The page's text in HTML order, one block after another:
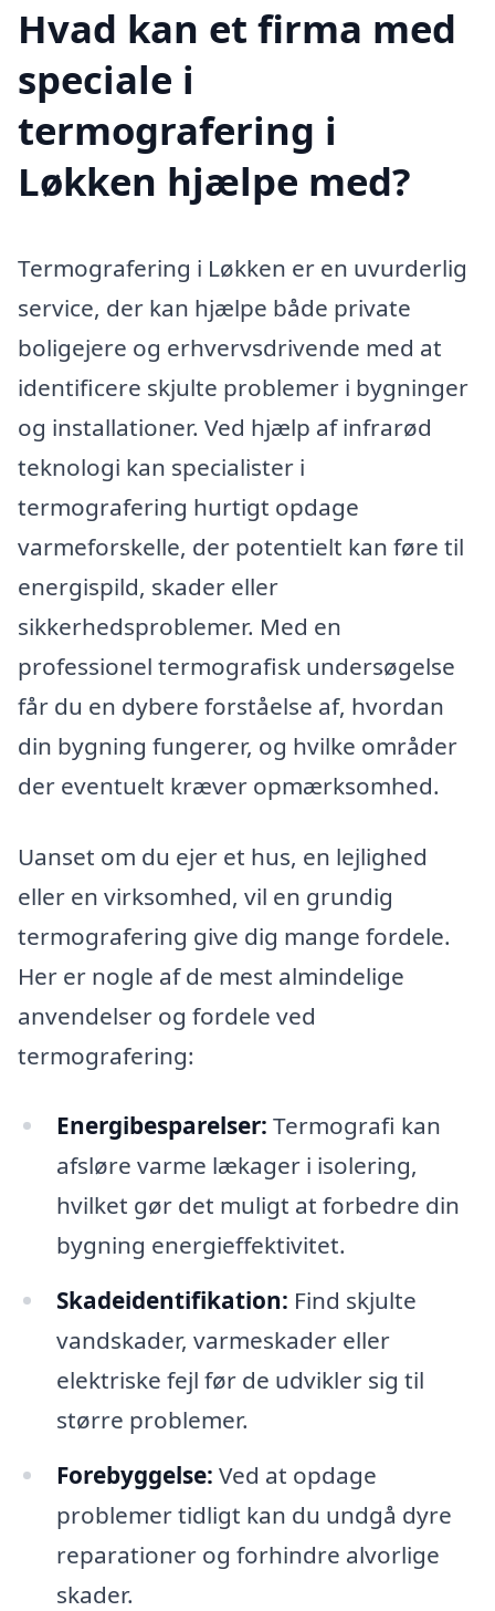
Hvad kan et firma med
speciale i
termografering i
Løkken hjælpe med?
Termografering i Løkken er en uvurderlig
service, der kan hjælpe både private
boligejere og erhvervsdrivende med at
identificere skjulte problemer i bygninger
og installationer. Ved hjælp af infrarød
teknologi kan specialister i
termografering hurtigt opdage
varmeforskelle, der potentielt kan føre til
energispild, skader eller
sikkerhedsproblemer. Med en
professionel termografisk undersøgelse
får du en dybere forståelse af, hvordan
din bygning fungerer, og hvilke områder
der eventuelt kræver opmærksomhed.
Uanset om du ejer et hus, en lejlighed
eller en virksomhed, vil en grundig
termografering give dig mange fordele.
Her er nogle af de mest almindelige
anvendelser og fordele ved
termografering:
Energibesparelser: Termografi kan
afsløre varme lækager i isolering,
hvilket gør det muligt at forbedre din
bygning energieffektivitet.
Skadeidentifikation: Find skjulte
vandskader, varmeskader eller
elektriske fejl før de udvikler sig til
større problemer.
Forebyggelse: Ved at opdage
problemer tidligt kan du undgå dyre
reparationer og forhindre alvorlige
skader.